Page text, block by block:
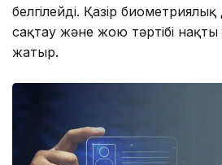
белгілейді. Қазір
сақтау және жою тәртібі нақты
жатыр.